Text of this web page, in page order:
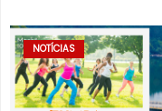
NOTÍCIAS